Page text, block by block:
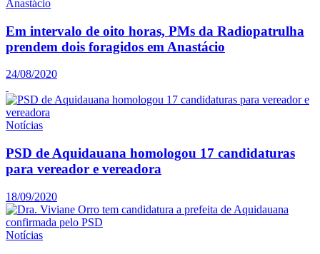
Anastácio
Em intervalo de oito horas, PMs da Radiopatrulha
prendem dois foragidos em Anastácio
24/08/2020
Notícias
PSD de Aquidauana homologou 17 candidaturas
para vereador e vereadora
18/09/2020
Notícias